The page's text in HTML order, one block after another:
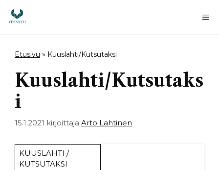
sisältöön
Etusivu » Kuuslahti/Kutsutaksi
Kuuslahti/Kutsutaks
i
15.1.2021 kirjoittaja Arto Lahtinen
KUUSLAHTI /
KUTSUTAKSI